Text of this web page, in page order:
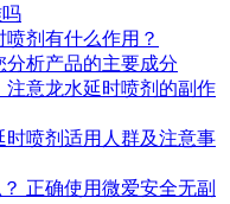
剂有什么作用？
分析产品的主要成分
意龙水延时喷剂的副作
喷剂适用人群及注意事
正确使用微爱安全无副